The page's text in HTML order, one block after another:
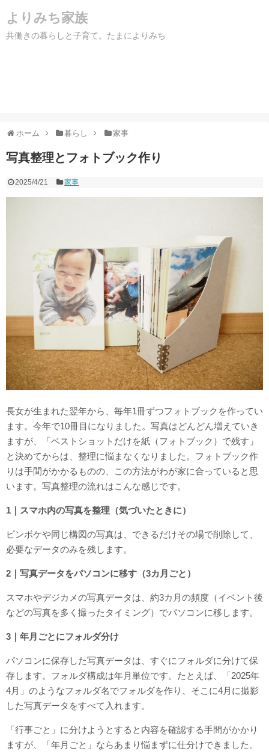
よりみち家族
共働きの暮らしと子育て。たまによりみち
ホーム 暮らし 家事
写真整理とフォトブック作り
2025/4/21 家事
長女が生まれた翌年から、毎年1冊ずつフォトブックを作ってい
ます。今年で10冊目になりました。写真はどんどん増えていき
ますが、「ベストショットだけを紙（フォトブック）で残す」
と決めてからは、整理に悩まなくなりました。フォトブック作
りは手間がかかるものの、この方法がわが家に合っていると思
います。写真整理の流れはこんな感じです。
1｜スマホ内の写真を整理（気づいたときに）
ピンボケや同じ構図の写真は、できるだけその場で削除して、
必要なデータのみを残します。
2｜写真データをパソコンに移す（3カ月ごと）
スマホやデジカメの写真データは、約3カ月の頻度（イベント後
などの写真を多く撮ったタイミング）でパソコンに移します。
3｜年月ごとにフォルダ分け
パソコンに保存した写真データは、すぐにフォルダに分けて保
存します。フォルダ構成は年月単位です。たとえば、「2025年
4月」のようなフォルダ名でフォルダを作り、そこに4月に撮影
した写真データをすべて入れます。
「行事ごと」に分けようとすると内容を確認する手間がかかり
ますが、「年月ごと」ならあまり悩まずに仕分けできました。